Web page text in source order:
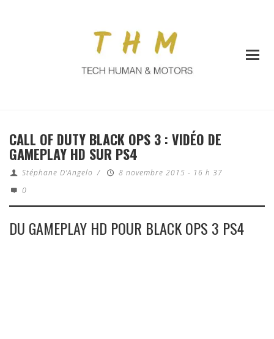
CALL OF DUTY BLACK OPS 3 : VIDÉO DE
GAMEPLAY HD SUR PS4
Stéphane D'Angelo /
8 novembre 2015 - 16 h 37
0
DU GAMEPLAY HD POUR BLACK OPS 3 PS4